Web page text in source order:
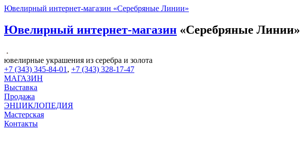
Ювелирный интернет-магазин «Серебряные Линии»
Ювелирный интернет-магазин «Серебряные Линии»
ювелирные украшения из серебра и золота
+7 (343) 345-84-01 , +7 (343) 328-17-47
МАГАЗИН
Выставка
Продажа
ЭНЦИКЛОПЕДИЯ
Мастерская
Контакты